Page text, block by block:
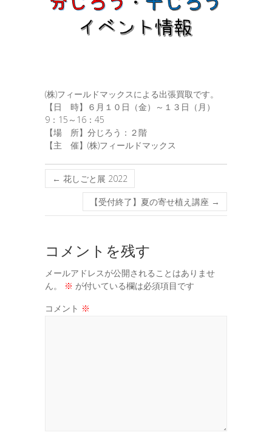
(株)フィールドマックスによる出張買取です。
【日 時】６月１０日（金）～１３日（月）
9：15～16：45
【場 所】分じろう：２階
【主 催】(株)フィールドマックス
← 花しごと展 2022
【受付終了】夏の寄せ植え講座 →
コメントを残す
メールアドレスが公開されることはありませ
ん。
※ が付いている欄は必須項目です
コメント ※